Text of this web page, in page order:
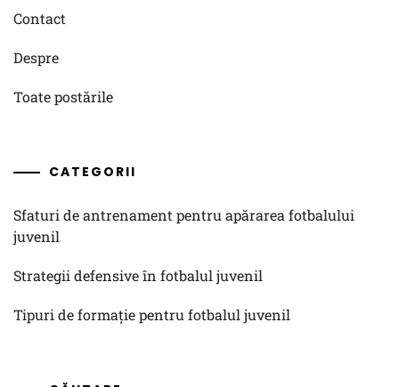
Contact
Despre
Toate postările
CATEGORII
Sfaturi de antrenament pentru apărarea fotbalului
juvenil
Strategii defensive în fotbalul juvenil
Tipuri de formație pentru fotbalul juvenil